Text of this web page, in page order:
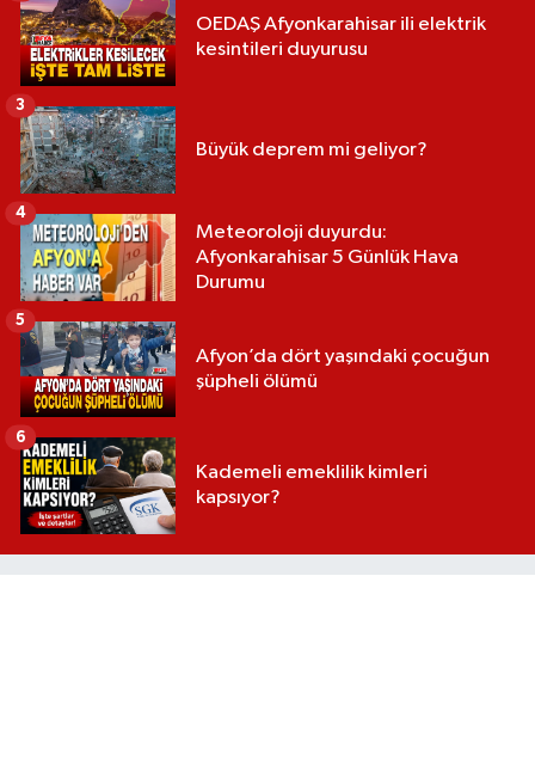
OEDAŞ Afyonkarahisar ili elektrik
kesintileri duyurusu
Büyük deprem mi geliyor?
3
Meteoroloji duyurdu:
Afyonkarahisar 5 Günlük Hava
Durumu
4
Afyon’da dört yaşındaki çocuğun
şüpheli ölümü
5
Kademeli emeklilik kimleri
kapsıyor?
6